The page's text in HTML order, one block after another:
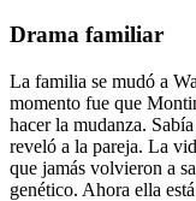
Drama familiar
La familia se mudó a
momento fue que
hacer la mudanza.
reveló a la pareja. La
que jamás volvieron a
genético. Ahora ella